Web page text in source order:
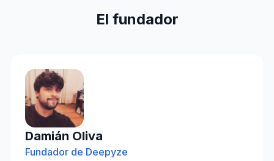
El fundador
Damián Oliva
Fundador de Deepyze